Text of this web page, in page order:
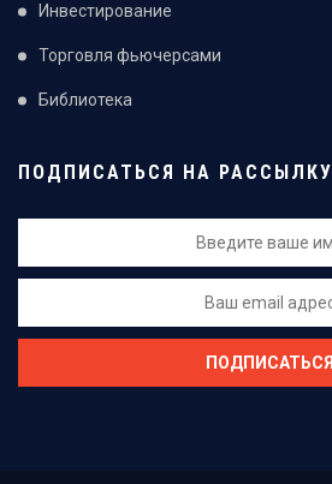
Инвестирование
Торговля фьючерсами
Библиотека
ПОДПИСАТЬСЯ НА РАССЫЛКУ